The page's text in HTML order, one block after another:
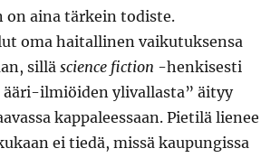
aina tärkein todiste.
oma haitallinen vaikutuksensa
sillä science fiction -henkisesti
ilmiöiden ylivallasta” äityy
kappaleessaan. Pietilä lienee
ei tiedä, missä kaupungissa